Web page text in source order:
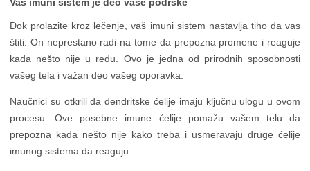
Dok prolazite kroz lečenje, vaš imuni sistem nastavlja tiho da vas
štiti. On neprestano radi na tome da prepozna promene i reaguje
kada nešto nije u redu. Ovo je jedna od prirodnih sposobnosti
vašeg tela i važan deo vašeg oporavka.
Naučnici su otkrili da dendritske ćelije imaju ključnu ulogu u ovom
procesu. Ove posebne imune ćelije pomažu vašem telu da
prepozna kada nešto nije kako treba i usmeravaju druge ćelije
imunog sistema da reaguju.